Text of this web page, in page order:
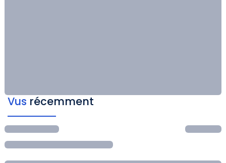
Vus récemment